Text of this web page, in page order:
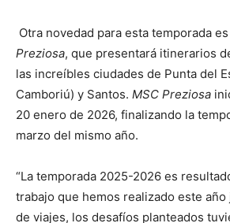
Otra novedad para esta temporada
Preziosa, que presentará itinerarios
las increíbles ciudades de Punta del
Camboriú) y Santos. MSC Preziosa
20 enero de 2026, finalizando la
marzo del mismo año.
“La temporada 2025-2026 es
trabajo que hemos realizado este
de viajes, los desafíos planteados